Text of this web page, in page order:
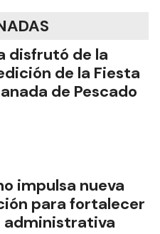
disfrutó de la
de la Fiesta
de Pescado
impulsa nueva
para fortalecer
administrativa